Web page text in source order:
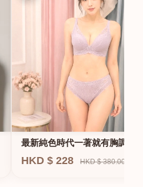
最新純色時代一著就有胸調整
衣-專治小胸 蝴蝶肌位矯正型內
HKD $ 228 HKD $ 380.00